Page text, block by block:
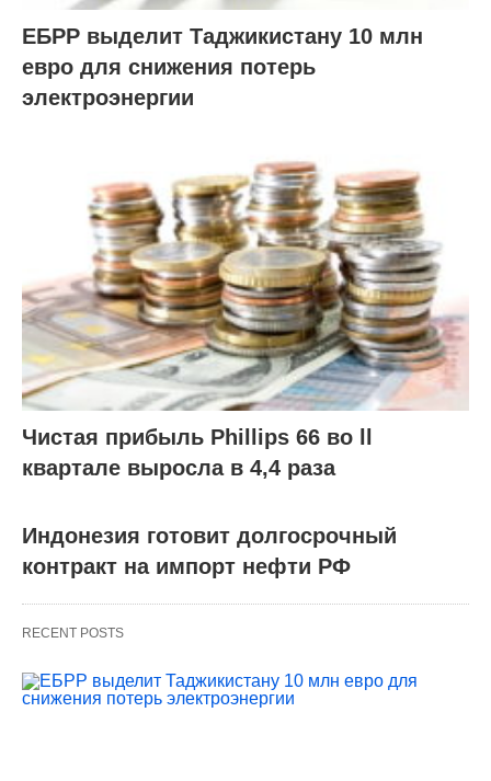
ЕБРР выделит Таджикистану 10 млн
евро для снижения потерь
электроэнергии
Чистая прибыль Phillips 66 во ll
квартале выросла в 4,4 раза
Индонезия готовит долгосрочный
контракт на импорт нефти РФ
RECENT POSTS